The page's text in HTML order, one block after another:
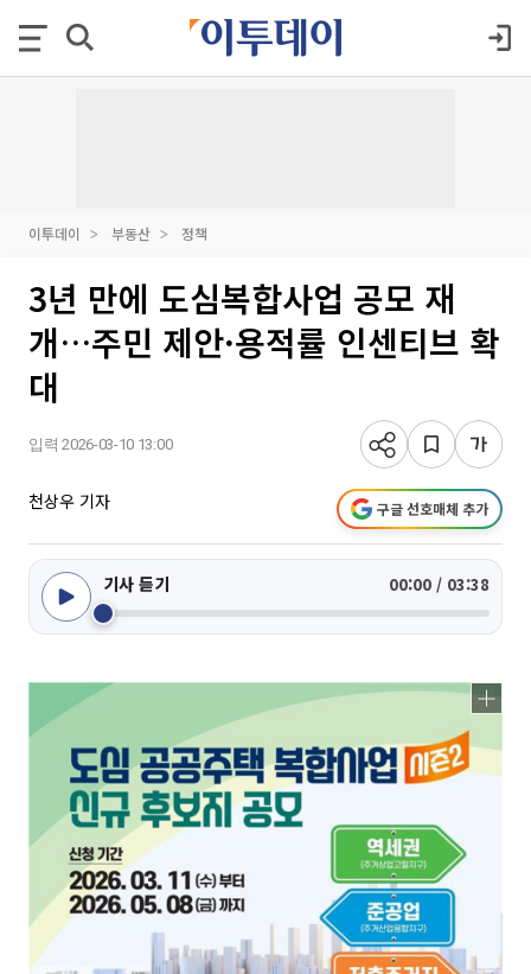
이투데이 부동산 정책
3년 만에 도심복합사업 공모 재
개…주민 제안·용적률 인센티브 확
대
입력 2026-03-10 13:00
천상우 기자 구글 선호매체 추가
기사 듣기 00:00 / 03:38